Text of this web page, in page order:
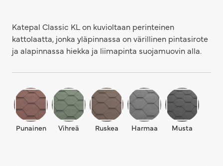
Katepal Classic KL on kuvioltaan perinteinen
kattolaatta, jonka yläpinnassa on värillinen pintasirote
ja alapinnassa hiekka ja liimapinta suojamuovin alla.
Punainen Vihreä Ruskea Harmaa Musta